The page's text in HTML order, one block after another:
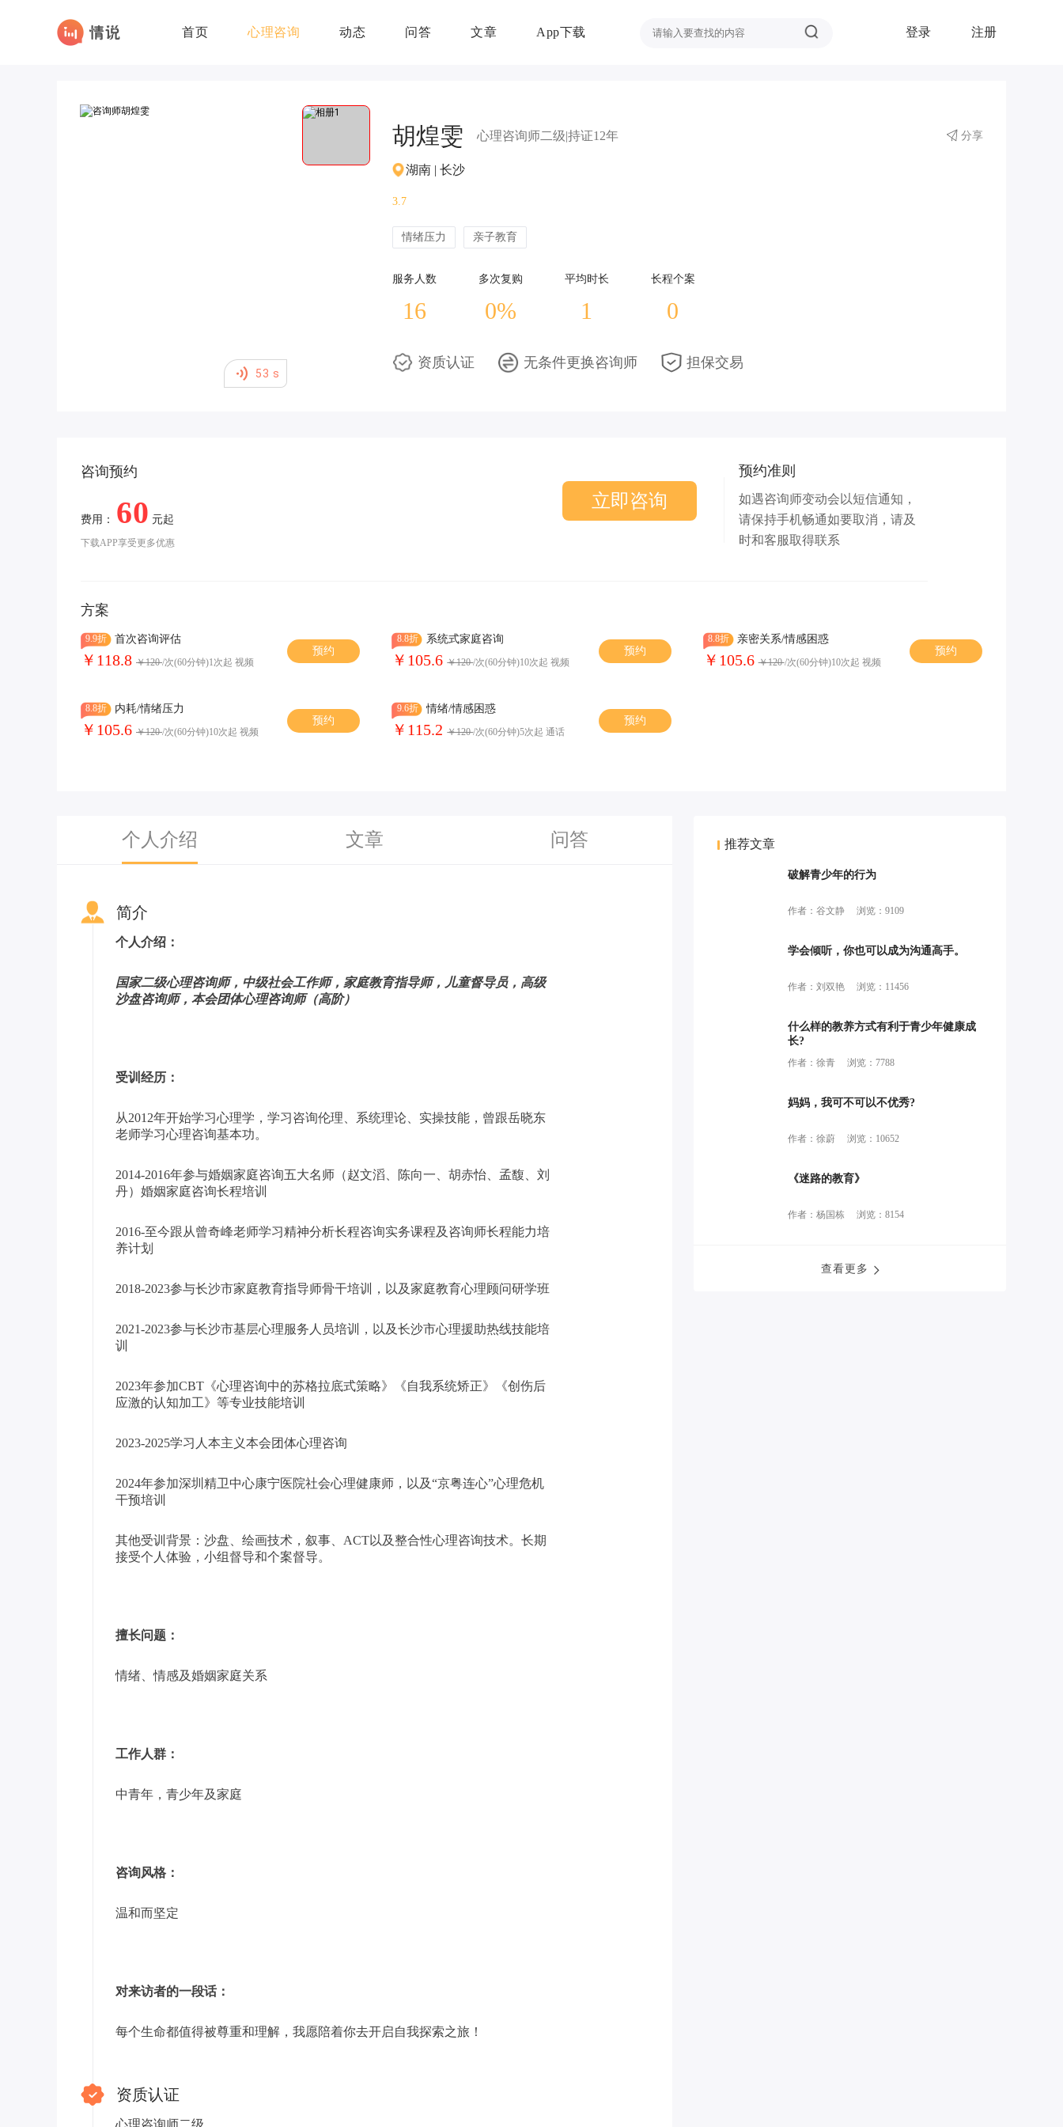
首页 心理咨询 动态 问答 文章 App下载 登录 注册
53 s
胡煌雯 心理咨询师二级|持证12年 分享
湖南 | 长沙
3.7
情绪压力 亲子教育
服务人数
16
多次复购
0%
平均时长
1
长程个案
0
资质认证 无条件更换咨询师 担保交易
咨询预约
费用： 60 元起
下载APP享受更多优惠
立即咨询
预约准则
如遇咨询师变动会以短信通知，
请保持手机畅通如要取消，请及
时和客服取得联系
方案
9.9折 首次咨询评估
￥118.8 ￥120/次(60分钟)1次起 视频
预约
8.8折 系统式家庭咨询
￥105.6￥120/次(60分钟)10次起 视频
预约
8.8折 亲密关系/情感困惑
￥105.6￥120/次(60分钟)10次起 视频
预约
8.8折 内耗/情绪压力
￥105.6 ￥120/次(60分钟)10次起 视频
预约
9.6折 情绪/情感困惑
￥115.2￥120/次(60分钟)5次起 通话
预约
个人介绍 文章 问答
简介
个人介绍：
国家二级心理咨询师，中级社会工作师，家庭教育指导师，儿童督导员，高级
沙盘咨询师，本会团体心理咨询师（高阶）
受训经历：
从2012年开始学习心理学，学习咨询伦理、系统理论、实操技能，曾跟岳晓东
老师学习心理咨询基本功。
2014-2016年参与婚姻家庭咨询五大名师（赵文滔、陈向一、胡赤怡、孟馥、刘
丹）婚姻家庭咨询长程培训
2016-至今跟从曾奇峰老师学习精神分析长程咨询实务课程及咨询师长程能力培
养计划
2018-2023参与长沙市家庭教育指导师骨干培训，以及家庭教育心理顾问研学班
2021-2023参与长沙市基层心理服务人员培训，以及长沙市心理援助热线技能培
训
2023年参加CBT《心理咨询中的苏格拉底式策略》《自我系统矫正》《创伤后
应激的认知加工》等专业技能培训
2023-2025学习人本主义本会团体心理咨询
2024年参加深圳精卫中心康宁医院社会心理健康师，以及“京粤连心”心理危机
干预培训
其他受训背景：沙盘、绘画技术，叙事、ACT以及整合性心理咨询技术。长期
接受个人体验，小组督导和个案督导。
擅长问题：
情绪、情感及婚姻家庭关系
工作人群：
中青年，青少年及家庭
咨询风格：
温和而坚定
对来访者的一段话：
每个生命都值得被尊重和理解，我愿陪着你去开启自我探索之旅！
资质认证
心理咨询师二级
推荐文章
破解青少年的行为
作者：谷文静 浏览：9109
学会倾听，你也可以成为沟通高手。
作者：刘双艳 浏览：11456
什么样的教养方式有利于青少年健康成
长?
作者：徐青 浏览：7788
妈妈，我可不可以不优秀?
作者：徐蔚 浏览：10652
《迷路的教育》
作者：杨国栋 浏览：8154
查看更多